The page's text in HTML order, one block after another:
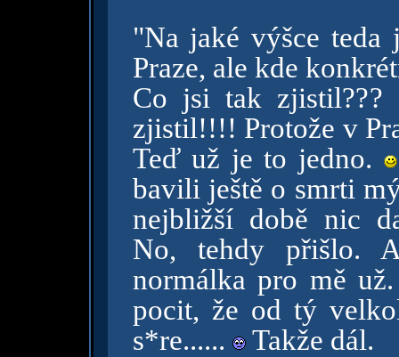
"Na jaké výšce
Praze, ale kde
Co jsi tak
zjistil!!!! Protože v
Teď už je to jedno.
bavili ještě o smrti
nejbližší době nic
No, tehdy přišlo.
normálka pro mě
pocit, že od tý
s*re......
Takže dál.